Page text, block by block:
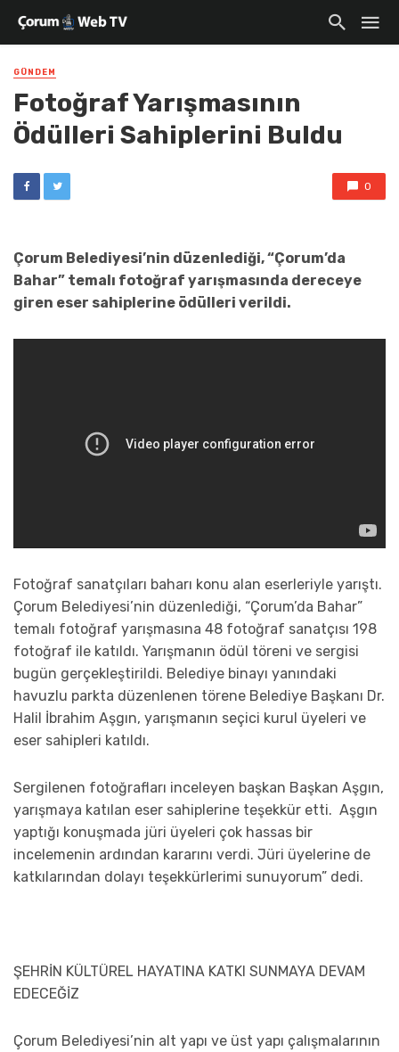
GÜNDEM
Fotoğraf Yarışmasının
Ödülleri Sahiplerini Buldu
0
Çorum Belediyesi’nin düzenlediği, “Çorum’da
Bahar” temalı fotoğraf yarışmasında dereceye
giren eser sahiplerine ödülleri verildi.
Fotoğraf sanatçıları baharı konu alan eserleriyle yarıştı.
Çorum Belediyesi’nin düzenlediği, “Çorum’da Bahar”
temalı fotoğraf yarışmasına 48 fotoğraf sanatçısı 198
fotoğraf ile katıldı. Yarışmanın ödül töreni ve sergisi
bugün gerçekleştirildi. Belediye binayı yanındaki
havuzlu parkta düzenlenen törene Belediye Başkanı Dr.
Halil İbrahim Aşgın, yarışmanın seçici kurul üyeleri ve
eser sahipleri katıldı.
Sergilenen fotoğrafları inceleyen başkan Başkan Aşgın,
yarışmaya katılan eser sahiplerine teşekkür etti. Aşgın
yaptığı konuşmada jüri üyeleri çok hassas bir
incelemenin ardından kararını verdi. Jüri üyelerine de
katkılarından dolayı teşekkürlerimi sunuyorum” dedi.
ŞEHRİN KÜLTÜREL HAYATINA KATKI SUNMAYA DEVAM
EDECEĞİZ
Çorum Belediyesi’nin alt yapı ve üst yapı çalışmalarının